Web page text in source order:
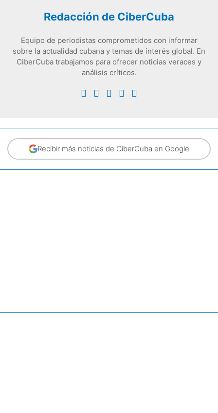
Redacción de CiberCuba
Equipo de periodistas comprometidos con informar
sobre la actualidad cubana y temas de interés global. En
CiberCuba trabajamos para ofrecer noticias veraces y
análisis críticos.
Recibir más noticias de CiberCuba en Google